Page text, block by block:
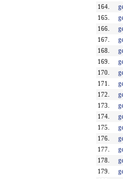
164.
165.
166.
167.
168.
169.
170.
171.
172.
173.
174.
175.
176.
177.
178.
179.